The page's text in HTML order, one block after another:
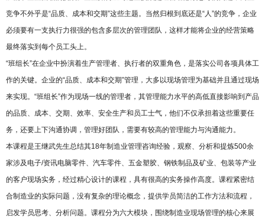
竞争不外乎是“品质、成本和交期”这些主题。当然归根到底还是“人”的竞争，企业
必须要有一支执行力很强的包含多层次的管理团队，这样才能将企业的经营策略
最终落实到每个员工头上。
“班组长”在企业中扮演着生产管理者、执行者的双重角色，是落实公司各项具体工
作的关键。企业的“品质、成本和交期”管理，大多以现场管理为基础并且通过现场
来实现。“班组长”作为现场一线的管理者，其管理能力水平的高低直接影响到产品
的品质、成本、交期、效率、安全生产和员工士气，他们不仅承担着这些重要任
务，还要上下沟通协调，管理好团队，需要有较高的管理能力与沟通能力。
本课程是王继武先生总结其18年制造业管理咨询经验，观察、分析和提炼500余
家涉及电子/资讯电脑零件、汽车零件、五金塑胶、钢铁制品及矿业、包装等产业
的客户现场实务，经过精心设计的课程，具有很高的实务操作高度。课程紧密结
合制造业的实际问题，没有复杂的理论概念，提供学员简洁的工作方法和流程，
启发学员思考、分析问题。课程分为六大模块，围绕制造业现场管理的核心来展